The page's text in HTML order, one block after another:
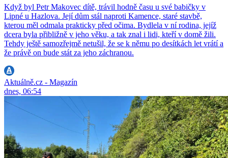
Když byl Petr Makovec dítě, trávil hodně času u své babičky v
Lipné u Hazlova. Její dům stál naproti Kamence, staré stavbě,
kterou měl odmala prakticky před očima. Bydlela v ní rodina, jejíž
dcera byla přibližně v jeho věku, a tak znal i lidi, kteří v domě žili.
Tehdy ještě samozřejmě netušil, že se k němu po desítkách let vrátí a
že právě on bude stát za jeho záchranou.
Aktuálně.cz - Magazín
dnes, 06:54